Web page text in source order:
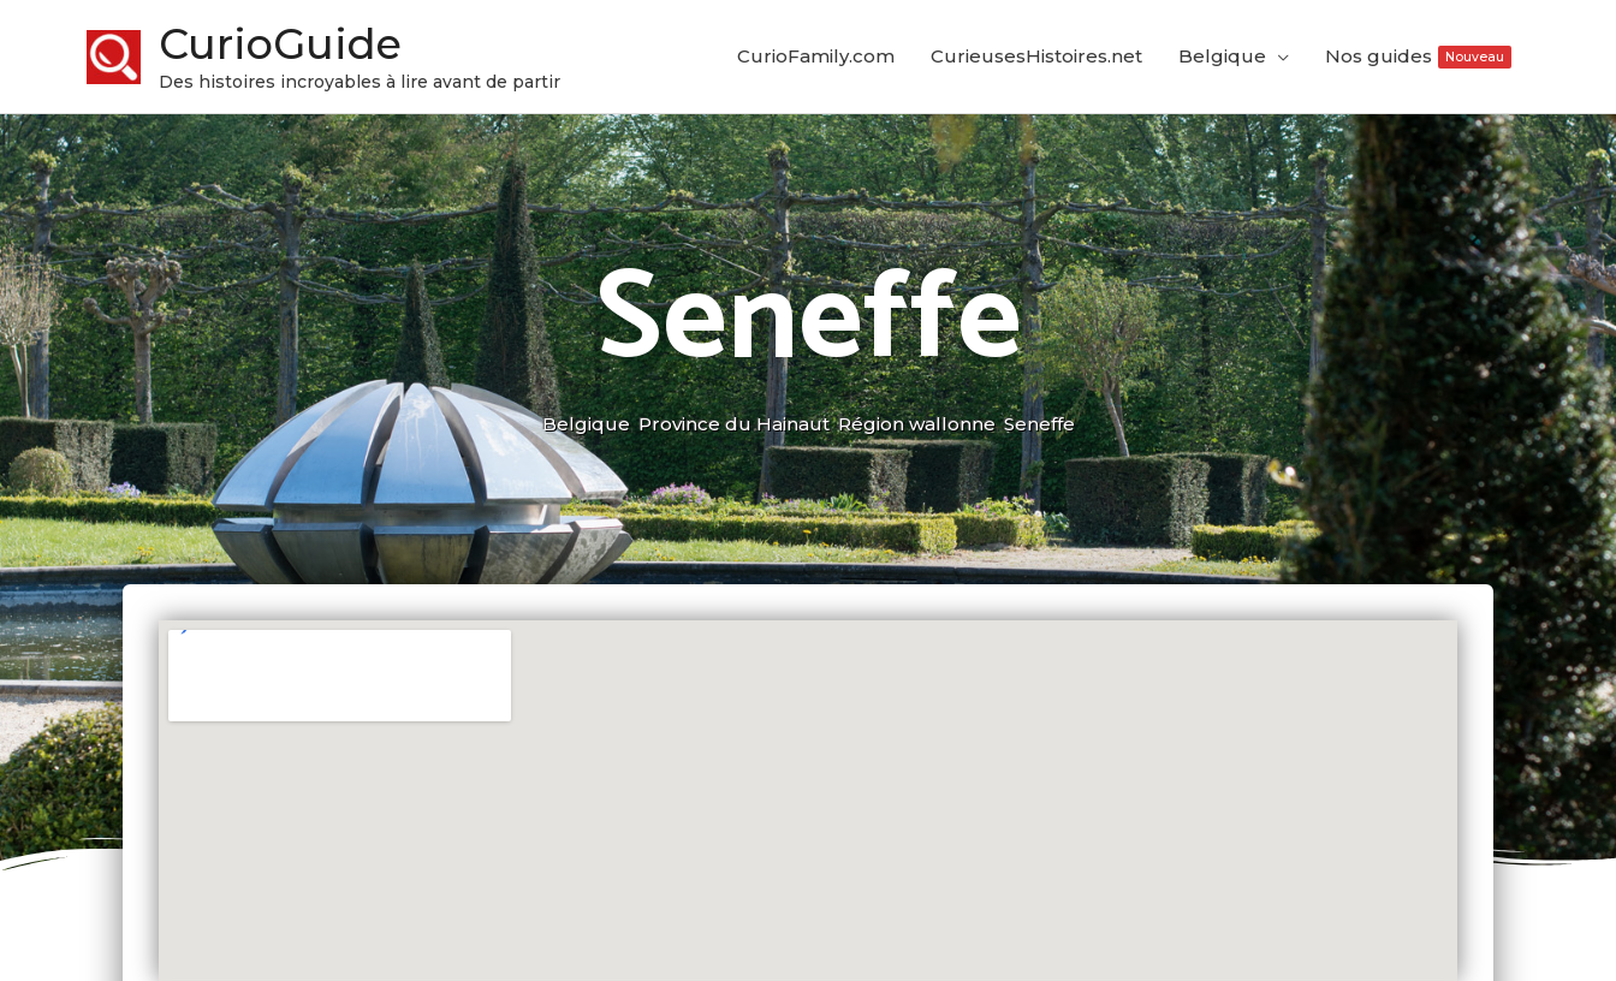
CurioGuide
Des histoires incroyables à lire avant de partir
CurioFamily.com CurieusesHistoires.net Belgique Nos guides Nouveau
Seneffe
Belgique,Province du Hainaut,Région wallonne,Seneffe